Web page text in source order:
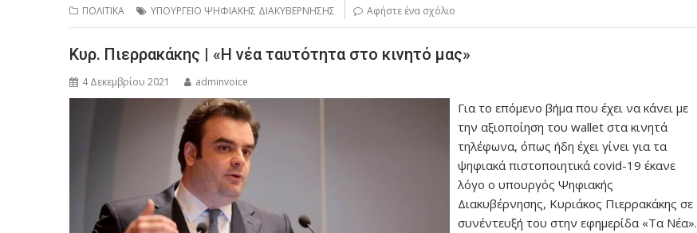
ΠΟΛΙΤΙΚΑ ΥΠΟΥΡΓΕΙΟ ΨΗΦΙΑΚΗΣ ΔΙΑΚΥΒΕΡΝΗΣΗΣ Αφήστε ένα σχόλιο
Κυρ. Πιερρακάκης | «Η νέα ταυτότητα στο κινητό μας»
4 Δεκεμβρίου 2021 adminvoice
Για το επόμενο βήμα που έχει να κάνει με
την αξιοποίηση του wallet στα κινητά
τηλέφωνα, όπως ήδη έχει γίνει για τα
ψηφιακά πιστοποιητικά covid-19 έκανε
λόγο ο υπουργός Ψηφιακής
Διακυβέρνησης, Κυριάκος Πιερρακάκης σε
συνέντευξή του στην εφημερίδα «Τα Νέα».